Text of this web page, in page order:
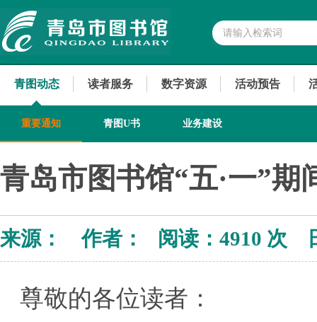
青图动态 读者服务 数字资源 活动预告
重要通知 青图U书 业务建设
青岛市图书馆“五·一”期
来源： 作者： 阅读： 4910 次
尊敬的各位读者：